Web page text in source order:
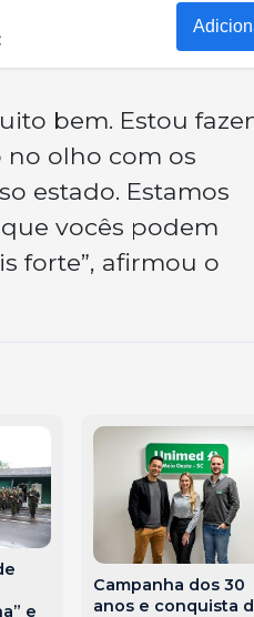
bem. Estou
no olho com os
estado. Estamos
vocês podem
forte”, afirmou o
e
Campanha dos 30
anos e conquista